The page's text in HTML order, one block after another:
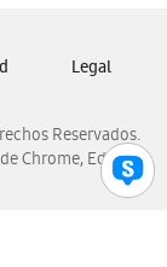
Reservados.
Chrome, Edge,
Legal